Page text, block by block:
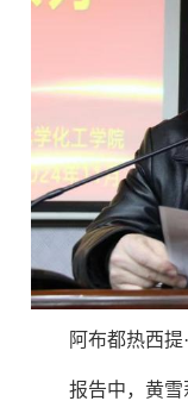
阿布都热西提·
报告中，黄